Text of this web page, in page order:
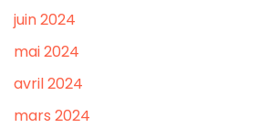
juin 2024
mai 2024
avril 2024
mars 2024